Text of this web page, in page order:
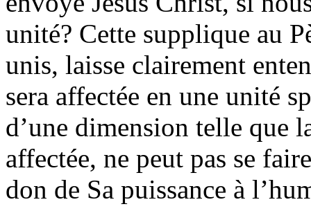
unité? Cette supplique au
unis, laisse clairement
sera affectée en une unité
d’une dimension telle que
affectée, ne peut pas se
don de Sa puissance à